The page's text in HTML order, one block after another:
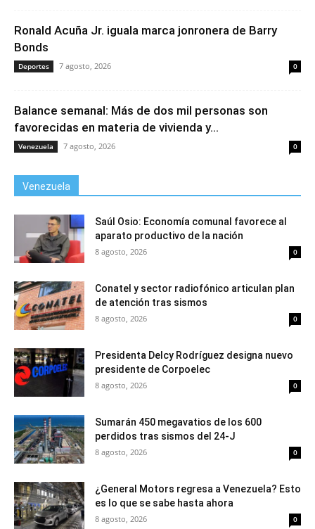
Ronald Acuña Jr. iguala marca jonronera de Barry
Bonds
Deportes 7 agosto, 2026 0
Balance semanal: Más de dos mil personas son
favorecidas en materia de vivienda y...
Venezuela 7 agosto, 2026 0
Venezuela
Saúl Osio: Economía comunal favorece al
aparato productivo de la nación
8 agosto, 2026 0
Conatel y sector radiofónico articulan plan
de atención tras sismos
8 agosto, 2026 0
Presidenta Delcy Rodríguez designa nuevo
presidente de Corpoelec
8 agosto, 2026 0
Sumarán 450 megavatios de los 600
perdidos tras sismos del 24-J
8 agosto, 2026 0
¿General Motors regresa a Venezuela? Esto
es lo que se sabe hasta ahora
8 agosto, 2026 0